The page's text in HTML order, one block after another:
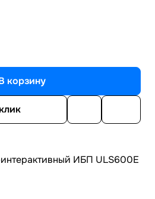
корзину
ИБП ULS600E